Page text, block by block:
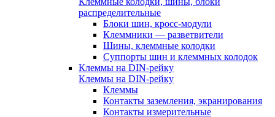
распределительные
Блоки шин, кросс-модули
Клеммники — разветвители
Шины, клеммные колодки
Суппорты шин и клеммных колодок
Клеммы на DIN-рейку
Клеммы на DIN-рейку
Клеммы
Контакты заземления, экранирования
Контакты измерительные